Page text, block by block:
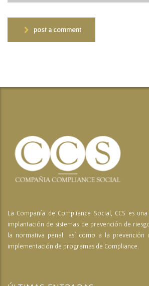
post a comment
La Compañía de Compliance Social, CCS es
implantación de sistemas de prevención de
la normativa penal, así como a la prevención
implementación de programas de Compliance.